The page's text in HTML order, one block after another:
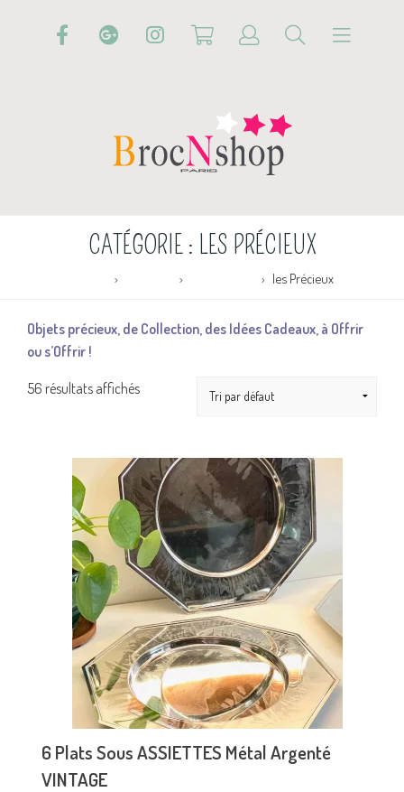
CATÉGORIE : LES PRÉCIEUX
les Précieux
Objets précieux, de Collection, des Idées Cadeaux, à Offrir
ou s’Offrir !
56 résultats affichés
6 Plats Sous ASSIETTES Métal Argenté
VINTAGE